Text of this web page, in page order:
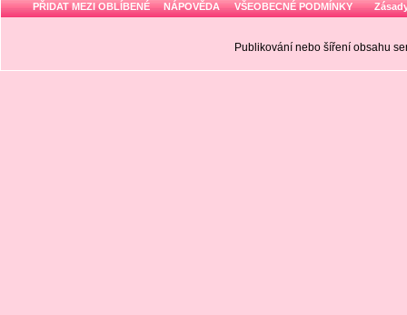
PŘIDAT MEZI OBLÍBENÉ NÁPOVĚDA VŠEOBECNÉ PODMÍNKY
Publikování nebo šíření obsahu